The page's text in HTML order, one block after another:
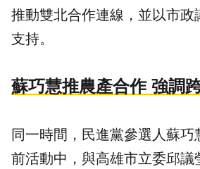
推動雙北合作連線，並以市政
支持。
蘇巧慧推農產合作 強調
同一時間，民進黨參選人蘇巧
前活動中，與高雄市立委邱議